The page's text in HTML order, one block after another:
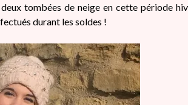
heavenly
tombées de neige en cette période
durant les soldes !